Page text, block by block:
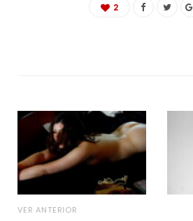
2
VER ANTERIOR